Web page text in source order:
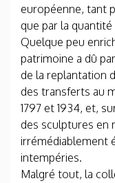
européenne, tant
que par la
Quelque peu
patrimoine a dû
de la replantation
des transferts au
1797 et 1934, et,
des sculptures en
irrémédiablement
intempéries.
Malgré tout, la